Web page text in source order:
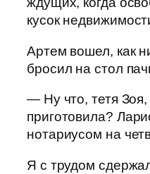
кусок
Артем вошел, как
бросил на стол
— Ну что, тетя
приготовила?
нотариусом на
Я с трудом